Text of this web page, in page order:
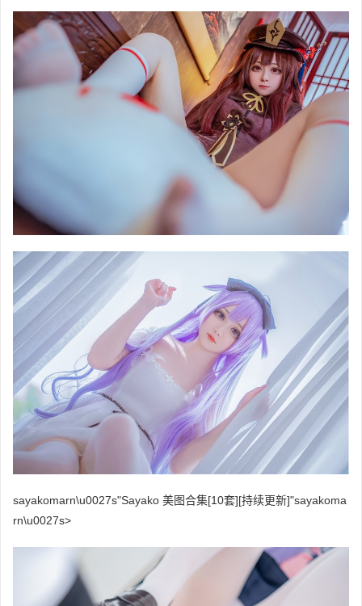
sayakomarn\u0027s"Sayako 美图合集[10套][持续更新]"sayakoma
rn\u0027s>